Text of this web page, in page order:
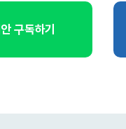
구독하기